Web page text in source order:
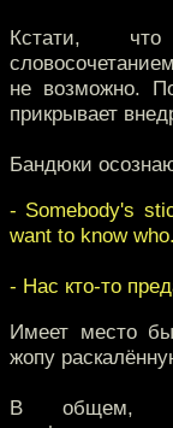
Кстати,
не возможно.
прикрывает
Бандюки
- Somebody's
want to know who.
- Нас кто-то
Имеет место
жопу
В общем,